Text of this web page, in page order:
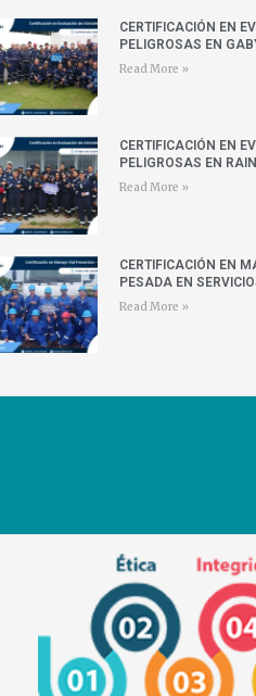
CERTIFICACIÓN EN
PELIGROSAS EN
Read More »
CERTIFICACIÓN EN
PELIGROSAS EN
Read More »
CERTIFICACIÓN EN
PESADA EN
Read More »